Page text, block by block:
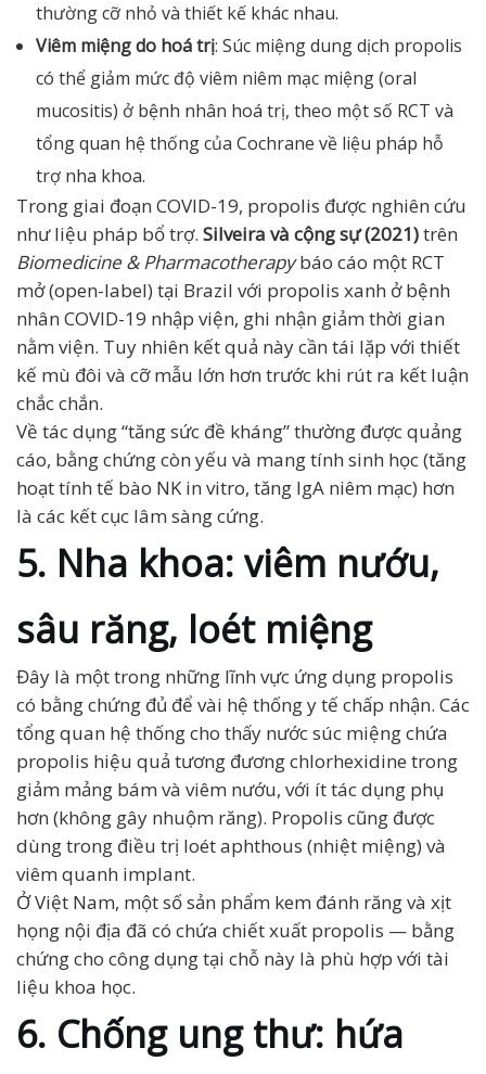
thường cỡ nhỏ và thiết kế khác nhau.
Viêm miệng do hoá trị: Súc miệng dung dịch propolis
có thể giảm mức độ viêm niêm mạc miệng (oral
mucositis) ở bệnh nhân hoá trị, theo một số RCT và
tổng quan hệ thống của Cochrane về liệu pháp hỗ
trợ nha khoa.
Trong giai đoạn COVID-19, propolis được nghiên cứu
như liệu pháp bổ trợ. Silveira và cộng sự (2021)trên
Biomedicine & Pharmacotherapybáo cáo một RCT
mở (open-label) tại Brazil với propolis xanh ở bệnh
nhân COVID-19 nhập viện, ghi nhận giảm thời gian
nằm viện. Tuy nhiên kết quả này cần tái lặp với thiết
kế mù đôi và cỡ mẫu lớn hơn trước khi rút ra kết luận
chắc chắn.
Về tác dụng “tăng sức đề kháng” thường được quảng
cáo, bằng chứng còn yếu và mang tính sinh học (tăng
hoạt tính tế bào NK in vitro, tăng IgA niêm mạc) hơn
là các kết cục lâm sàng cứng.
5. Nha khoa: viêm nướu,
sâu răng, loét miệng
Đây là một trong những lĩnh vực ứng dụng propolis
có bằng chứng đủ để vài hệ thống y tế chấp nhận. Các
tổng quan hệ thống cho thấy nước súc miệng chứa
propolis hiệu quả tương đương chlorhexidine trong
giảm mảng bám và viêm nướu, với ít tác dụng phụ
hơn (không gây nhuộm răng). Propolis cũng được
dùng trong điều trị loét aphthous (nhiệt miệng) và
viêm quanh implant.
Ở Việt Nam, một số sản phẩm kem đánh răng và xịt
họng nội địa đã có chứa chiết xuất propolis — bằng
chứng cho công dụng tại chỗ này là phù hợp với tài
liệu khoa học.
6. Chống ung thư: hứa